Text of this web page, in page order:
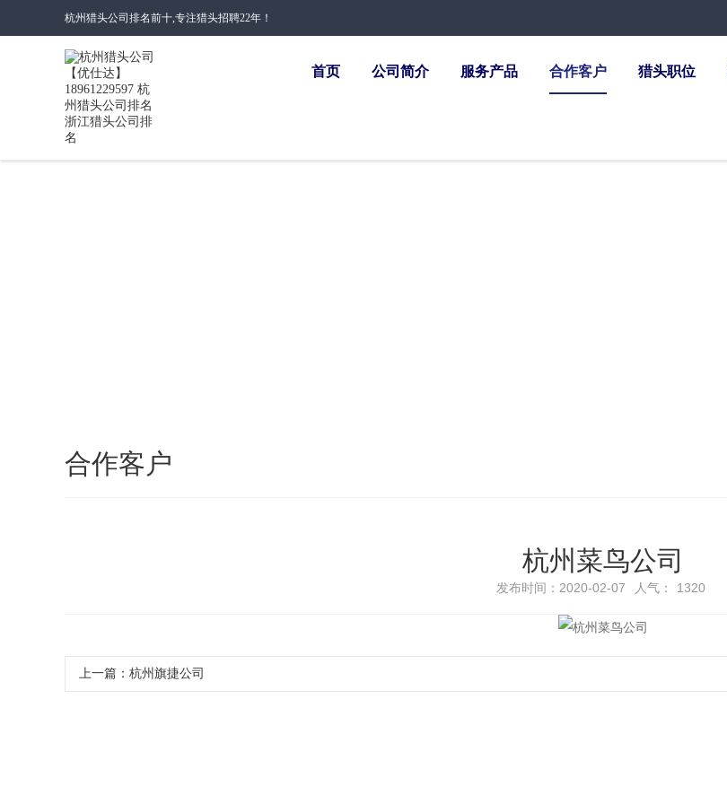
杭州猎头公司排名前十,专注猎头招聘22年！
首页 公司简介 服务产品 合作客户 猎头职位
合作客户
杭州菜鸟公司
发布时间：2020-02-07 人气： 1320
上一篇： 杭州旗捷公司